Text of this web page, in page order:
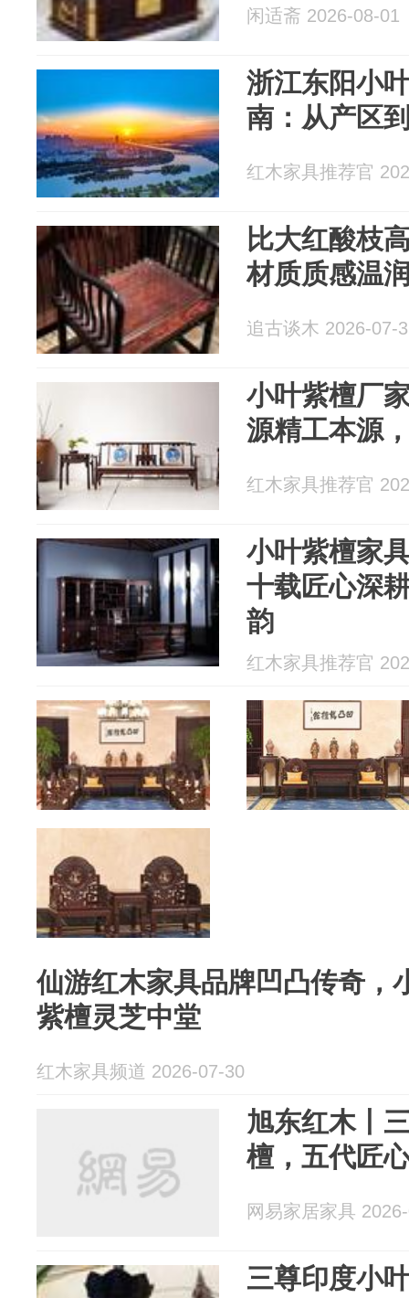
闲适斋 2026-08-01
浙江东阳小
南：从产区
红木家具推荐官
比大红酸枝
材质质感温
追古谈木 2026-07-
小叶紫檀厂
源精工本源
红木家具推荐官
小叶紫檀家
十载匠心深
韵
红木家具推荐官
仙游红木家具品牌凹凸传奇，
紫檀灵芝中堂
红木家具频道 2026-07-30
旭东红木丨
檀，五代匠
网易家居家具
三尊印度小